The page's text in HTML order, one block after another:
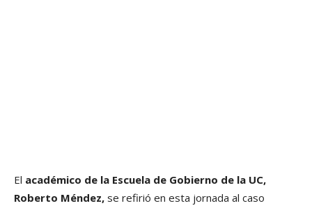
El académico de la Escuela de Gobierno de la UC,
Roberto Méndez, se refirió en esta jornada al caso